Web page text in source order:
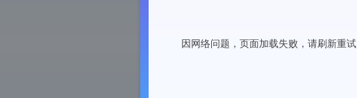
因网络问题，页面加载失败，请刷新重试